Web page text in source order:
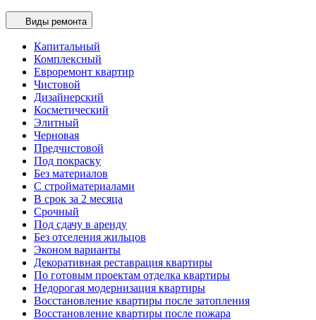
Виды ремонта
Капитальный
Комплексный
Евроремонт квартир
Чистовой
Дизайнерский
Косметический
Элитный
Черновая
Предчистовой
Под покраску
Без материалов
С стройматериалами
В срок за 2 месяца
Срочный
Под сдачу в аренду
Без отселения жильцов
Эконом варианты
Декоративная реставрация квартиры
По готовым проектам отделка квартиры
Недорогая модернизация квартиры
Восстановление квартиры после затопления
Восстановление квартиры после пожара